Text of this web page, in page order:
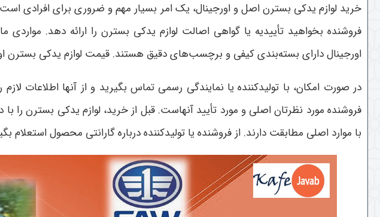
خرید لوازم یدکی بسترن اصل و اورجینال، یک امر بسیار مهم و ضروری برای افرادی
فروشنده بخواهید تأییدیه یا گواهی اصالت لوازم یدکی بسترن را ارائه دهد.
اورجینال دارای بسته‌بندی کیفی و برچسب‌های دقیق هستند. قیمت لوازم یدکی بسترن
در صورت امکان، با تولیدکننده یا نمایندگی رسمی تماس بگیرید و از آنها اطلاعات
فروشنده مورد نظرتان اصلی و مورد تأیید آنهاست. قبل از خرید، لوازم یدکی بسترن را
با موارد اصلی مطابقت دارند. از فروشنده یا تولیدکننده درباره گارانتی محصول استعلام